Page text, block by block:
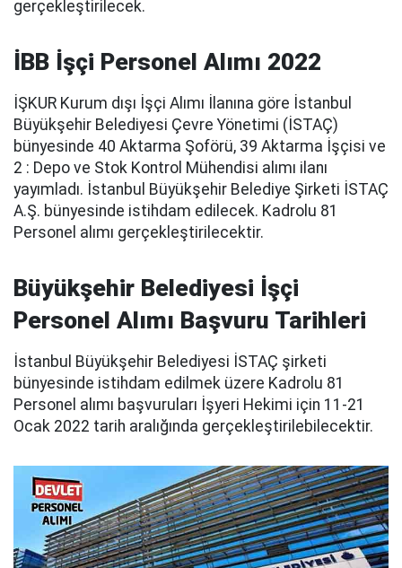
gerçekleştirilecek.
İBB İşçi Personel Alımı 2022
İŞKUR Kurum dışı İşçi Alımı İlanına göre İstanbul
Büyükşehir Belediyesi Çevre Yönetimi (İSTAÇ)
bünyesinde 40 Aktarma Şoförü, 39 Aktarma İşçisi ve
2 : Depo ve Stok Kontrol Mühendisi alımı ilanı
yayımladı. İstanbul Büyükşehir Belediye Şirketi İSTAÇ
A.Ş. bünyesinde istihdam edilecek. Kadrolu 81
Personel alımı gerçekleştirilecektir.
Büyükşehir Belediyesi İşçi
Personel Alımı Başvuru Tarihleri
İstanbul Büyükşehir Belediyesi İSTAÇ şirketi
bünyesinde istihdam edilmek üzere Kadrolu 81
Personel alımı başvuruları İşyeri Hekimi için 11-21
Ocak 2022 tarih aralığında gerçekleştirilebilecektir.